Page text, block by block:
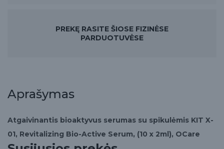
PREKĘ RASITE ŠIOSE FIZINĖSE
PARDUOTUVĖSE
Aprašymas
Atgaivinantis bioaktyvus serumas su spikulėmis KIT X-
01, Revitalizing Bio-Active Serum, (10 x 2ml), OCare